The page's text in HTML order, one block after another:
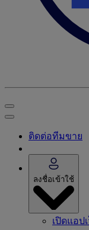
ติดต่อทีมขาย
ลงชื่อเข้าใช้
เปิดแอป